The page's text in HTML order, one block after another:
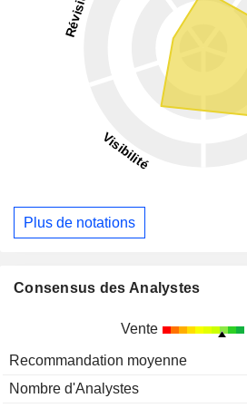
Plus de notations
Consensus des Analystes
Vente
Recommandation moyenne
Nombre d'Analystes